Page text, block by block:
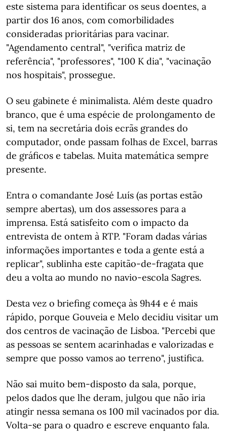
este sistema para identificar os seus doentes, a
partir dos 16 anos, com comorbilidades
consideradas prioritárias para vacinar.
"Agendamento central", "verifica matriz de
referência", "professores", "100 K dia", "vacinação
nos hospitais", prossegue.
O seu gabinete é minimalista. Além deste quadro
branco, que é uma espécie de prolongamento de
si, tem na secretária dois ecrãs grandes do
computador, onde passam folhas de Excel, barras
de gráficos e tabelas. Muita matemática sempre
presente.
Entra o comandante José Luís (as portas estão
sempre abertas), um dos assessores para a
imprensa. Está satisfeito com o impacto da
entrevista de ontem à RTP. "Foram dadas várias
informações importantes e toda a gente está a
replicar", sublinha este capitão-de-fragata que
deu a volta ao mundo no navio-escola Sagres.
Desta vez o briefing começa às 9h44 e é mais
rápido, porque Gouveia e Melo decidiu visitar um
dos centros de vacinação de Lisboa. "Percebi que
as pessoas se sentem acarinhadas e valorizadas e
sempre que posso vamos ao terreno", justifica.
Não sai muito bem-disposto da sala, porque,
pelos dados que lhe deram, julgou que não iria
atingir nessa semana os 100 mil vacinados por dia.
Volta-se para o quadro e escreve enquanto fala.